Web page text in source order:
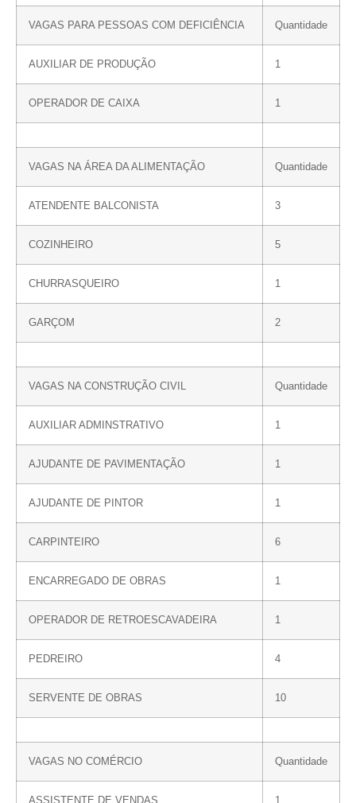
VAGAS PARA PESSOAS COM DEFICIÊNCIA Quantidade
AUXILIAR DE PRODUÇÃO 1
OPERADOR DE CAIXA 1
VAGAS NA ÁREA DA ALIMENTAÇÃO Quantidade
ATENDENTE BALCONISTA 3
COZINHEIRO 5
CHURRASQUEIRO 1
GARÇOM 2
VAGAS NA CONSTRUÇÃO CIVIL Quantidade
AUXILIAR ADMINSTRATIVO 1
AJUDANTE DE PAVIMENTAÇÃO 1
AJUDANTE DE PINTOR 1
CARPINTEIRO 6
ENCARREGADO DE OBRAS 1
OPERADOR DE RETROESCAVADEIRA 1
PEDREIRO 4
SERVENTE DE OBRAS 10
VAGAS NO COMÉRCIO Quantidade
ASSISTENTE DE VENDAS 1